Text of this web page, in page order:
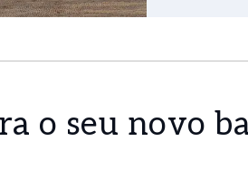
o seu novo